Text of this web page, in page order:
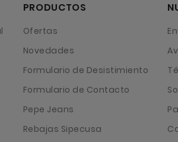
PRODUCTOS
Ofertas
Novedades
Formulario de Desistimiento
Formulario de Contacto
Pepe Jeans
Rebajas Sipecusa